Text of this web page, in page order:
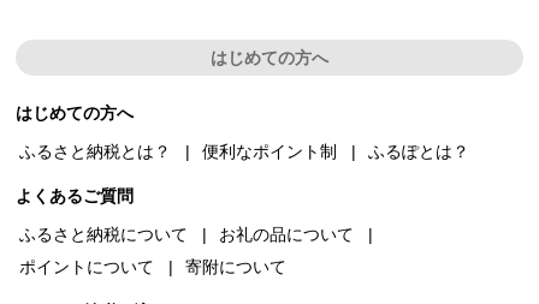
はじめての方へ
はじめての方へ
ふるさと納税とは？
便利なポイント制 ふるぽとは？
よくあるご質問
ふるさと納税について
お礼の品について
ポイントについて
寄附について